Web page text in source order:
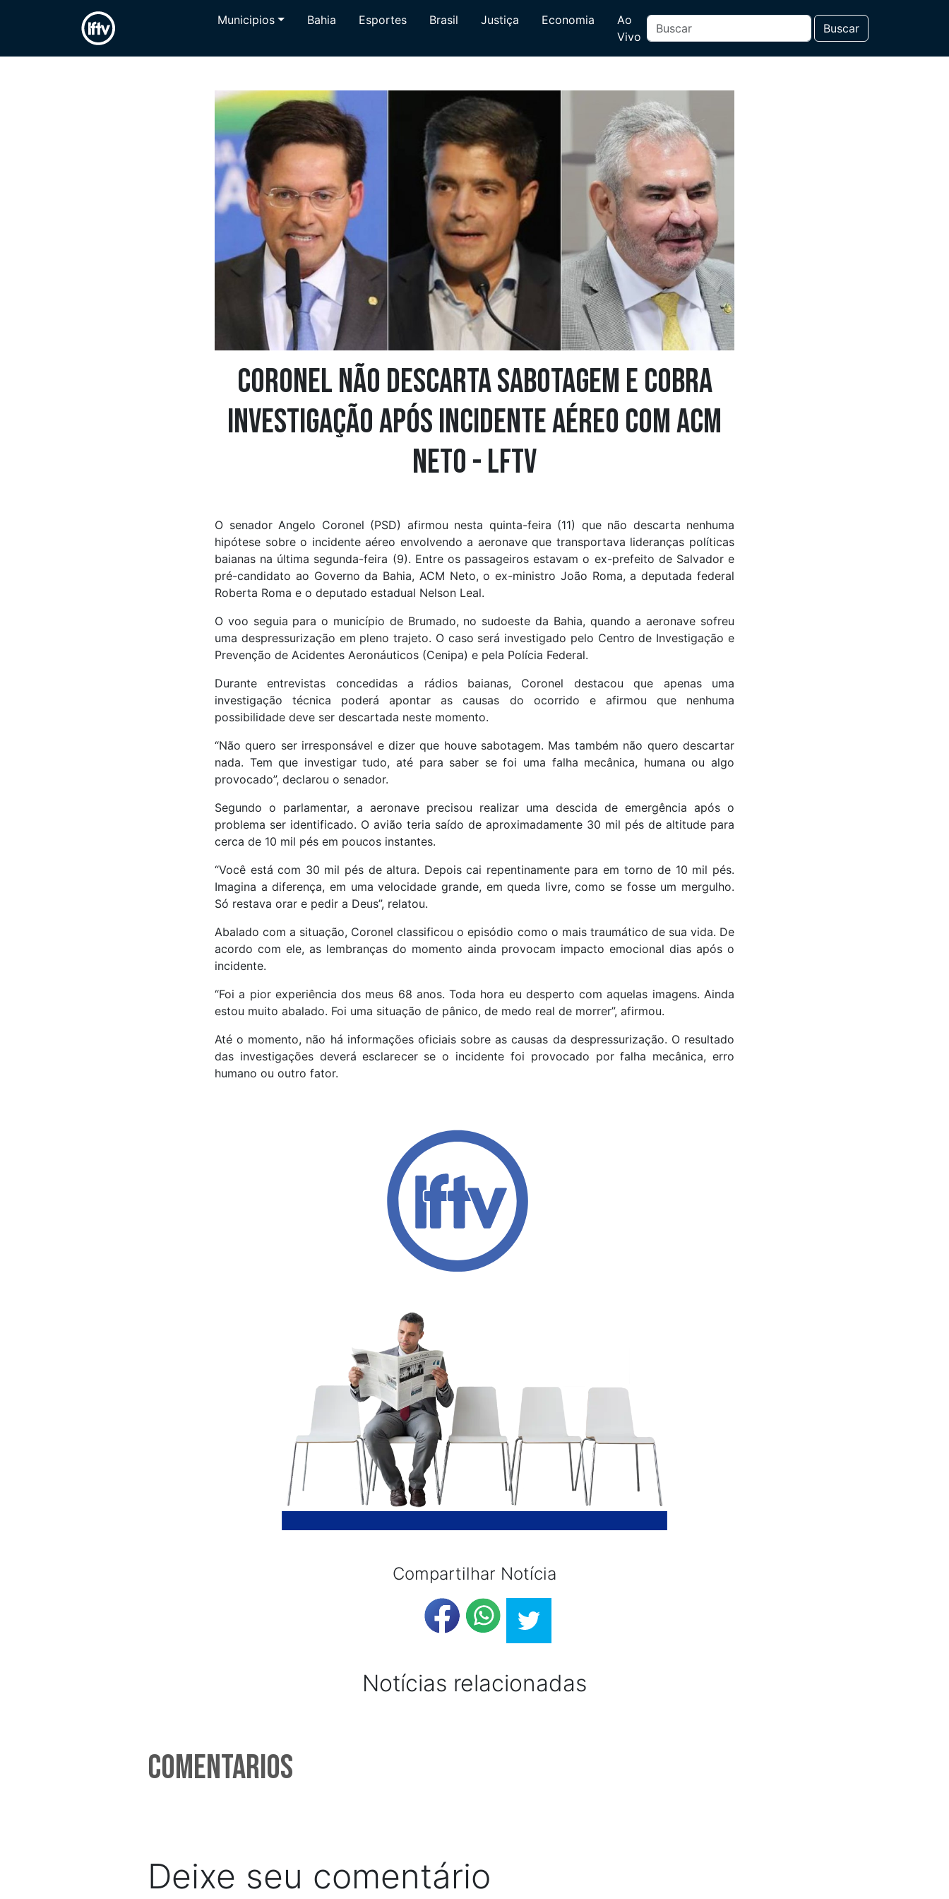
Municipios Bahia Esportes Brasil Justiça Economia
Ao
Vivo
Buscar
Coronel não descarta sabotagem e cobra
investigação após incidente aéreo com ACM
Neto - LFTV
O senador Angelo Coronel (PSD) afirmou nesta quinta-feira (11) que não descarta nenhuma
hipótese sobre o incidente aéreo envolvendo a aeronave que transportava lideranças políticas
baianas na última segunda-feira (9). Entre os passageiros estavam o ex-prefeito de Salvador e
pré-candidato ao Governo da Bahia, ACM Neto, o ex-ministro João Roma, a deputada federal
Roberta Roma e o deputado estadual Nelson Leal.
O voo seguia para o município de Brumado, no sudoeste da Bahia, quando a aeronave sofreu
uma despressurização em pleno trajeto. O caso será investigado pelo Centro de Investigação e
Prevenção de Acidentes Aeronáuticos (Cenipa) e pela Polícia Federal.
Durante entrevistas concedidas a rádios baianas, Coronel destacou que apenas uma
investigação técnica poderá apontar as causas do ocorrido e afirmou que nenhuma
possibilidade deve ser descartada neste momento.
“Não quero ser irresponsável e dizer que houve sabotagem. Mas também não quero descartar
nada. Tem que investigar tudo, até para saber se foi uma falha mecânica, humana ou algo
provocado”, declarou o senador.
Segundo o parlamentar, a aeronave precisou realizar uma descida de emergência após o
problema ser identificado. O avião teria saído de aproximadamente 30 mil pés de altitude para
cerca de 10 mil pés em poucos instantes.
“Você está com 30 mil pés de altura. Depois cai repentinamente para em torno de 10 mil pés.
Imagina a diferença, em uma velocidade grande, em queda livre, como se fosse um mergulho.
Só restava orar e pedir a Deus”, relatou.
Abalado com a situação, Coronel classificou o episódio como o mais traumático de sua vida. De
acordo com ele, as lembranças do momento ainda provocam impacto emocional dias após o
incidente.
“Foi a pior experiência dos meus 68 anos. Toda hora eu desperto com aquelas imagens. Ainda
estou muito abalado. Foi uma situação de pânico, de medo real de morrer”, afirmou.
Até o momento, não há informações oficiais sobre as causas da despressurização. O resultado
das investigações deverá esclarecer se o incidente foi provocado por falha mecânica, erro
humano ou outro fator.
Compartilhar Notícia
Notícias relacionadas
Comentarios
Deixe seu comentário